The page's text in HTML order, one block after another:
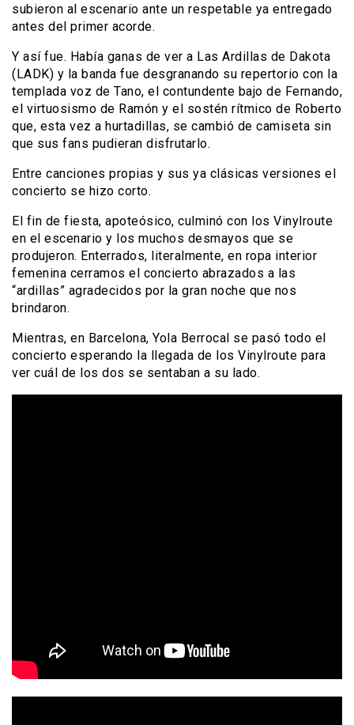
subieron al escenario ante un respetable ya entregado
antes del primer acorde.
Y así fue. Había ganas de ver a Las Ardillas de Dakota
(LADK) y la banda fue desgranando su repertorio con la
templada voz de Tano, el contundente bajo de Fernando,
el virtuosismo de Ramón y el sostén rítmico de Roberto
que, esta vez a hurtadillas, se cambió de camiseta sin
que sus fans pudieran disfrutarlo.
Entre canciones propias y sus ya clásicas versiones el
concierto se hizo corto.
El fin de fiesta, apoteósico, culminó con los Vinylroute
en el escenario y los muchos desmayos que se
produjeron. Enterrados, literalmente, en ropa interior
femenina cerramos el concierto abrazados a las
“ardillas” agradecidos por la gran noche que nos
brindaron.
Mientras, en Barcelona, Yola Berrocal se pasó todo el
concierto esperando la llegada de los Vinylroute para
ver cuál de los dos se sentaban a su lado.